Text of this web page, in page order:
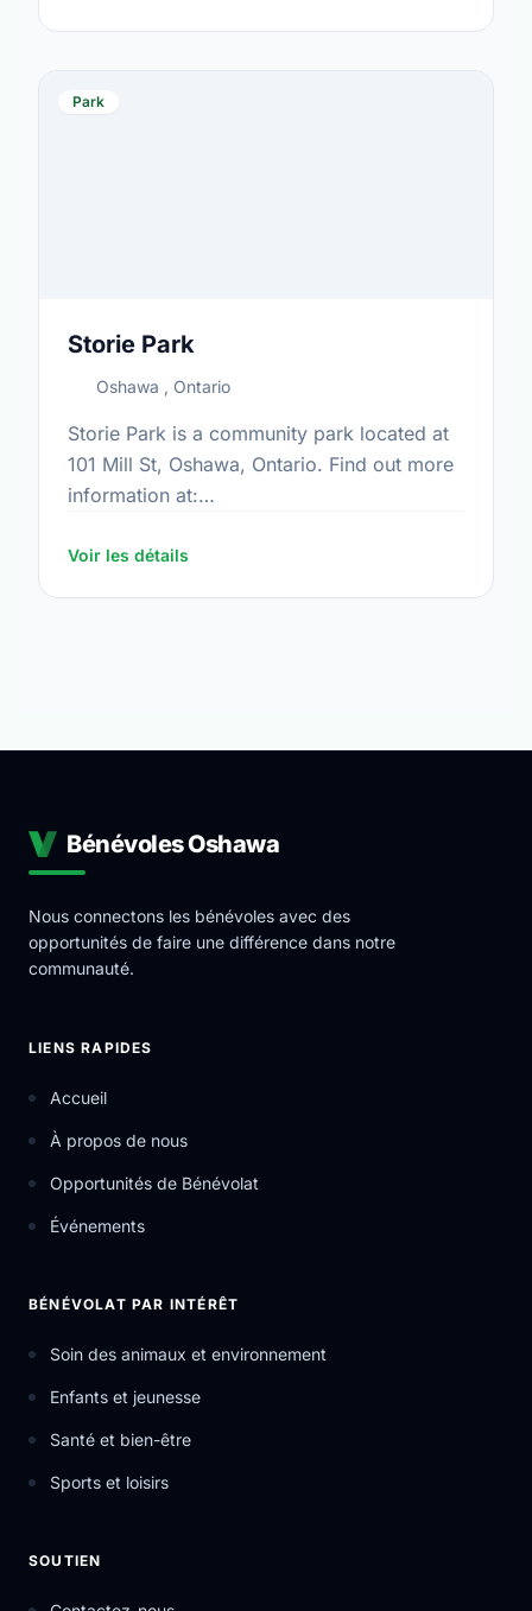
Park
Storie Park
Oshawa , Ontario
Storie Park is a community park located at
101 Mill St, Oshawa, Ontario. Find out more
information at:
Voir les détails
Bénévoles Oshawa
Nous connectons les bénévoles avec des
opportunités de faire une différence dans notre
communauté.
LIENS RAPIDES
Accueil
À propos de nous
Opportunités de Bénévolat
Événements
BÉNÉVOLAT PAR INTÉRÊT
Soin des animaux et environnement
Enfants et jeunesse
Santé et bien-être
Sports et loisirs
SOUTIEN